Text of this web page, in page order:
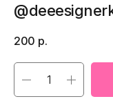
200 р.